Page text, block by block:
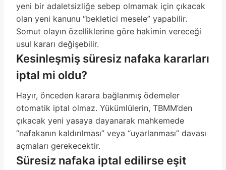
yeni bir adaletsizliğe sebep olmamak için çıkacak
olan yeni kanunu “bekletici mesele” yapabilir.
Somut olayın özelliklerine göre hakimin vereceği
usul kararı değişebilir.
Kesinleşmiş süresiz nafaka kararları
iptal mi oldu?
Hayır, önceden karara bağlanmış ödemeler
otomatik iptal olmaz. Yükümlülerin, TBMM’den
çıkacak yeni yasaya dayanarak mahkemede
“nafakanın kaldırılması” veya “uyarlanması” davası
açmaları gerekecektir.
Süresiz nafaka iptal edilirse eşit